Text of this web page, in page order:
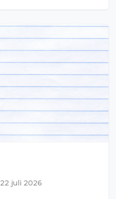
22 juli 2026